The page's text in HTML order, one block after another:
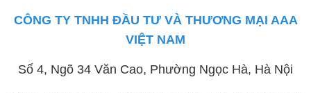
CÔNG TY TNHH ĐẦU TƯ VÀ THƯƠNG MẠI AAA
VIỆT NAM
Số 4, Ngõ 34 Văn Cao, Phường Ngọc Hà, Hà Nội